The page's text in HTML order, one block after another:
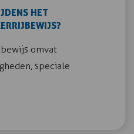
HET
omvat
speciale